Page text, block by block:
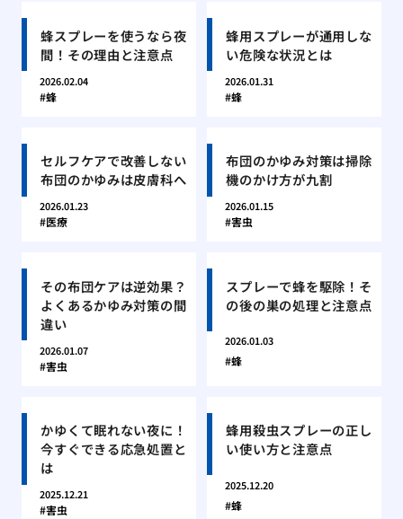
蜂スプレーを使うなら夜
間！その理由と注意点
2026.02.04
蜂
蜂用スプレーが通用しな
い危険な状況とは
2026.01.31
蜂
セルフケアで改善しない
布団のかゆみは皮膚科へ
2026.01.23
医療
布団のかゆみ対策は掃除
機のかけ方が九割
2026.01.15
害虫
その布団ケアは逆効果？
よくあるかゆみ対策の間
違い
2026.01.07
害虫
スプレーで蜂を駆除！そ
の後の巣の処理と注意点
2026.01.03
蜂
かゆくて眠れない夜に！
今すぐできる応急処置と
は
2025.12.21
害虫
蜂用殺虫スプレーの正し
い使い方と注意点
2025.12.20
蜂